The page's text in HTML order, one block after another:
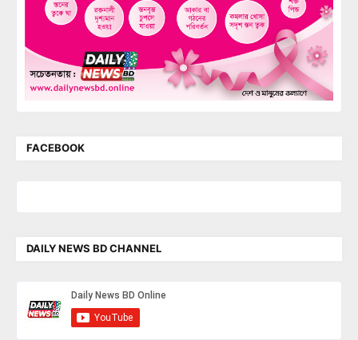
FACEBOOK
DAILY NEWS BD CHANNEL